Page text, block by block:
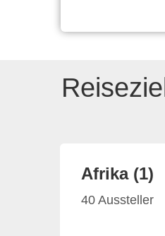
Afrika (1)
40 Aussteller